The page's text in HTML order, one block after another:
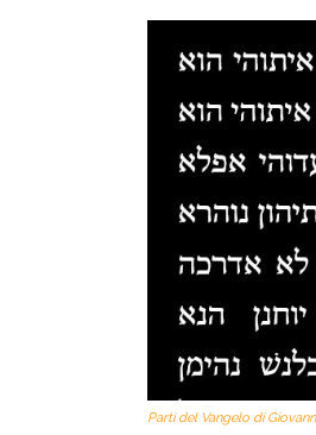
Parti del Vangelo di